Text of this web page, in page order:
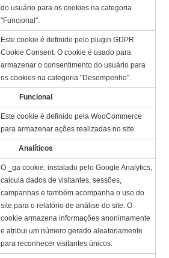
do usuário para os cookies na categoria
"Funcional".
Este cookie é definido pelo plugin GDPR
Cookie Consent. O cookie é usado para
armazenar o consentimento do usuário para
os cookies na categoria "Desempenho".
Funcional
Este cookie é definido pela WooCommerce
para armazenar ações realizadas no site.
Analíticos
O _ga cookie, instalado pelo Google Analytics,
calcula dados de visitantes, sessões,
campanhas e também acompanha o uso do
site para o relatório de análise do site. O
cookie armazena informações anonimamente
e atribui um número gerado aleatoriamente
para reconhecer visitantes únicos.